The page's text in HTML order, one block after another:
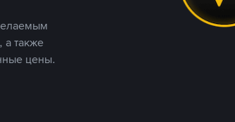
также
цены.